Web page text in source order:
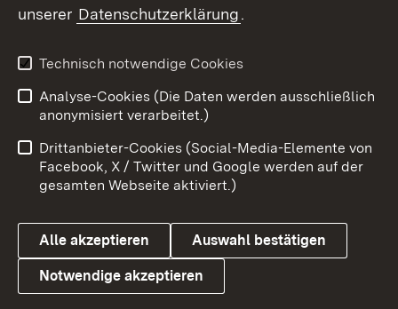
Link zum Landesportal
unserer Datenschutzerklärung.
Technisch notwendige Cookies
Analyse-Cookies (Die Daten werden ausschließlich
anonymisiert verarbeitet.)
Drittanbieter-Cookies (Social-Media-Elemente von
Facebook, X / Twitter und Google werden auf der
gesamten Webseite aktiviert.)
Alle akzeptieren Auswahl bestätigen
Notwendige akzeptieren